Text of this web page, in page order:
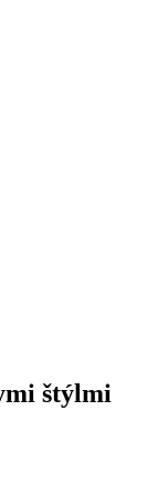
štýlmi